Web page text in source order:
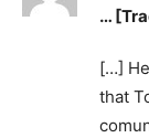
…
[…]
that